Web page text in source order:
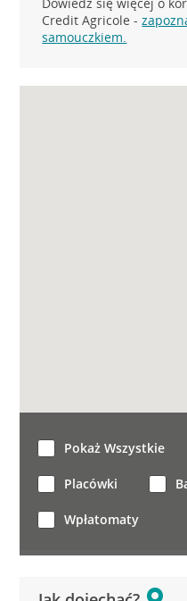
Credit Agricole -
samouczkiem.
Pokaż Wszystkie
Placówki
Wpłatomaty